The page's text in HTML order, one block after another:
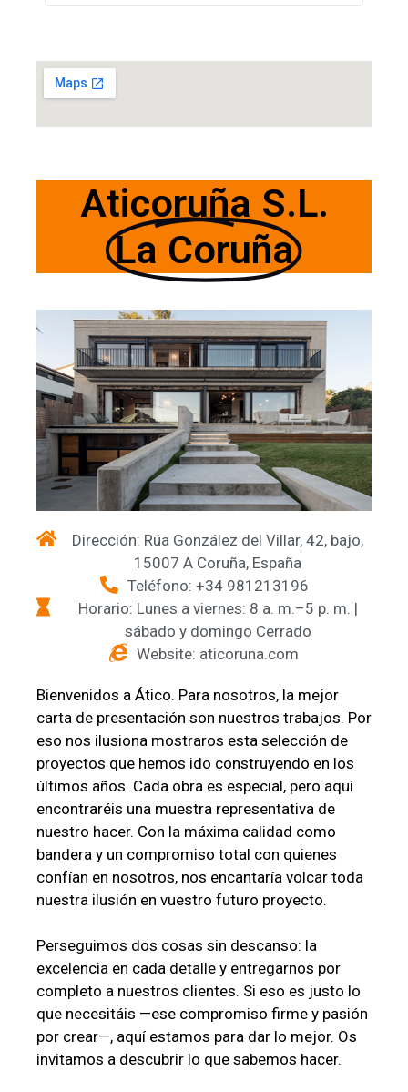
Aticoruña S.L.
La Coruña
Dirección: Rúa González del Villar, 42, bajo,
15007 A Coruña, España
Teléfono: +34 981213196
Horario: Lunes a viernes: 8 a. m.–5 p. m. |
sábado y domingo Cerrado
Website: aticoruna.com
Bienvenidos a Ático. Para nosotros, la mejor
carta de presentación son nuestros trabajos. Por
eso nos ilusiona mostraros esta selección de
proyectos que hemos ido construyendo en los
últimos años. Cada obra es especial, pero aquí
encontraréis una muestra representativa de
nuestro hacer. Con la máxima calidad como
bandera y un compromiso total con quienes
confían en nosotros, nos encantaría volcar toda
nuestra ilusión en vuestro futuro proyecto.
Perseguimos dos cosas sin descanso: la
excelencia en cada detalle y entregarnos por
completo a nuestros clientes. Si eso es justo lo
que necesitáis —ese compromiso firme y pasión
por crear—, aquí estamos para dar lo mejor. Os
invitamos a descubrir lo que sabemos hacer.